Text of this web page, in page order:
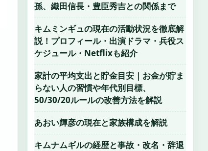
孫、織田信長・豊臣秀吉との関係まで
キムミンギュの現在の活動状況を徹底解
説！プロフィール・出演ドラマ・兵役ス
ケジュール・Netflixも紹介
家計の平均支出と貯金目安｜お金が貯ま
らない人の習慣や年代別目標、
50/30/20ルールの改善方法を解説
あおい輝彦の現在と家族構成を解説
キムナムギルの経歴と事故・改名・辞退